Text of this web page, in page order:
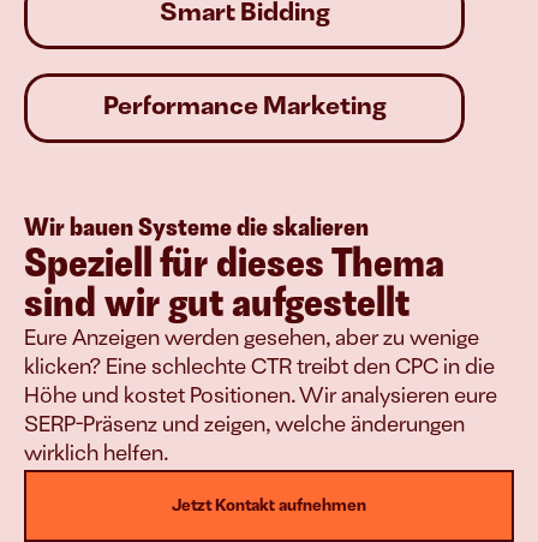
Smart Bidding
Performance Marketing
Wir bauen Systeme die skalieren
Speziell für dieses Thema
sind wir gut aufgestellt
Eure Anzeigen werden gesehen, aber zu wenige
klicken? Eine schlechte CTR treibt den CPC in die
Höhe und kostet Positionen. Wir analysieren eure
SERP-Präsenz und zeigen, welche änderungen
wirklich helfen.
Jetzt Kontakt aufnehmen